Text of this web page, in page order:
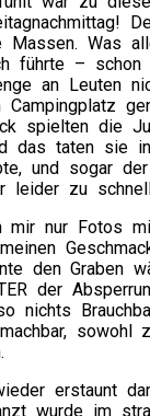
Massen. Was
führte – schon
an Leuten
Campingplatz
spielten die
das taten sie
und sogar
leider zu
nur Fotos
den
der
nichts
erstaunt
wurde im